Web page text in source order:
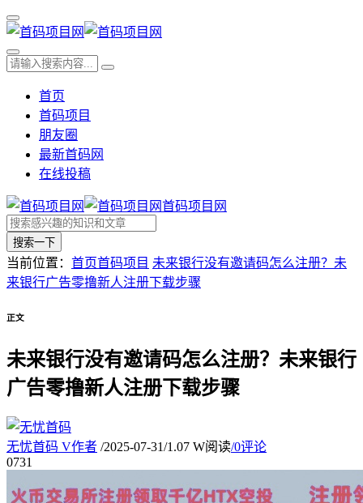
首页
首码项目
朋友圈
最新首码网
在线投稿
首码项目网
搜索一下
当前位置： 首页首码项目 未来银行没有邀请码怎么注册？未
来银行广告零撸新人注册下载步骤
正文
未来银行没有邀请码怎么注册？未来银行
广告零撸新人注册下载步骤
无忧首码 V作者 /2025-07-31/1.07 W阅读/0评论
0731